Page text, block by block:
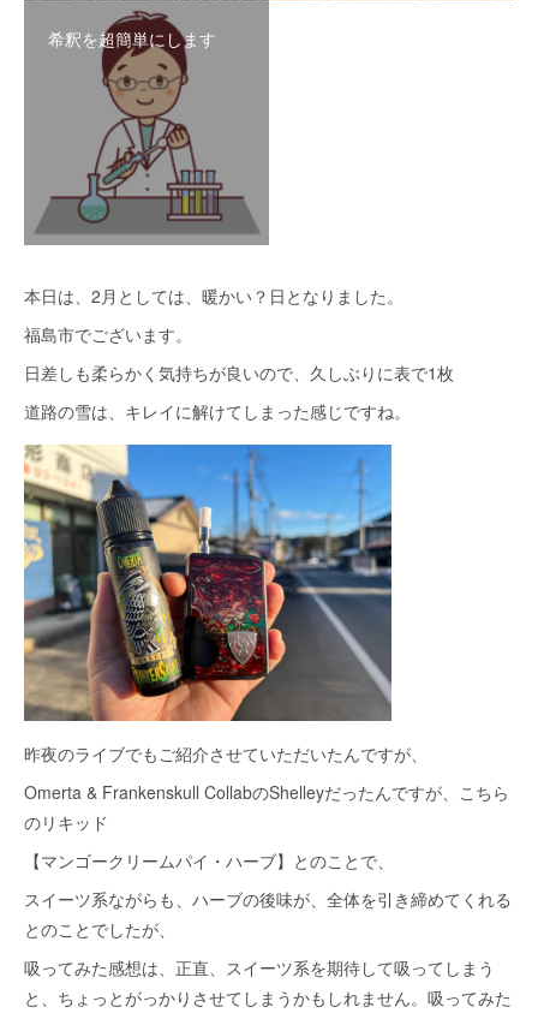
希釈を超簡単にします
本日は、2月としては、暖かい？日となりました。
福島市でございます。
日差しも柔らかく気持ちが良いので、久しぶりに表で1枚
道路の雪は、キレイに解けてしまった感じですね。
昨夜のライブでもご紹介させていただいたんですが、
Omerta & Frankenskull CollabのShelleyだったんですが、こちら
のリキッド
【マンゴークリームパイ・ハーブ】とのことで、
スイーツ系ながらも、ハーブの後味が、全体を引き締めてくれる
とのことでしたが、
吸ってみた感想は、正直、スイーツ系を期待して吸ってしまう
と、ちょっとがっかりさせてしまうかもしれません。吸ってみた